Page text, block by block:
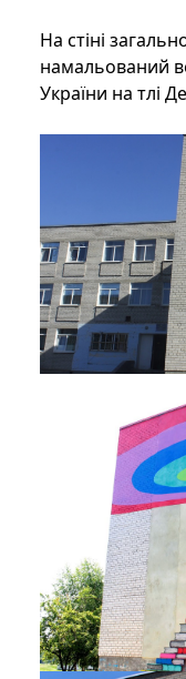
На стіні
намальований
України на тлі